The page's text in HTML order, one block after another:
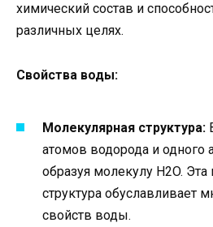
химический состав и
различных целях.
Свойства воды:
Молекулярная структура:
атомов водорода и одного
образуя молекулу H2O.
структура обуславливает
свойств воды.